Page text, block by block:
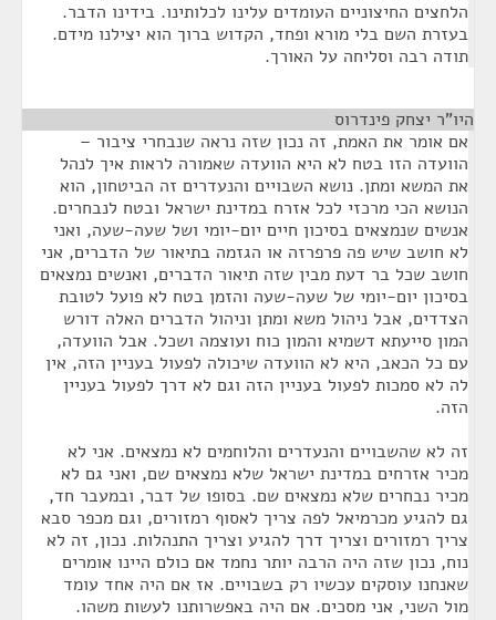
הלחצים החיצוניים העומדים עלינו לכלותינו. בידינו הדבר.
בעזרת השם בלי מורא ופחד, הקדוש ברוך הוא יצילנו מידם.
תודה רבה וסליחה על האורך.
היו"ר יצחק פינדרוס
אם אומר את האמת, זה נכון שזה נראה שנבחרי ציבור –
הוועדה הזו בטח לא היא הוועדה שאמורה לראות איך לנהל
את המשא ומתן. נושא השבויים והנעדרים זה הביטחון, הוא
הנושא הכי מרכזי לכל אזרח במדינת ישראל ובטח לנבחרים.
אנשים שנמצאים בסיכון חיים יום-יומי ושל שעה-שעה, ואני
לא חושב שיש פה פרפרזה או הגזמה בתיאור של הדברים, אני
חושב שכל בר דעת מבין שזה תיאור הדברים, ואנשים נמצאים
בסיכון יום-יומי של שעה-שעה והזמן בטח לא פועל לטובת
הצדדים, אבל ניהול משא ומתן וניהול הדברים האלה דורש
המון סייעתא דשמיא והמון כוח ועוצמה ושכל. אבל הוועדה,
עם כל הכאב, היא לא הוועדה שיכולה לפעול בעניין הזה, אין
לה לא סמכות לפעול בעניין הזה וגם לא דרך לפעול בעניין
הזה.
זה לא שהשבויים והנעדרים והלוחמים לא נמצאים. אני לא
מכיר אזרחים במדינת ישראל שלא נמצאים שם, ואני גם לא
מכיר נבחרים שלא נמצאים שם. בסופו של דבר, ובמעבר חד,
גם להגיע מכרמיאל לפה צריך לאסוף רמזורים, וגם מכפר סבא
צריך רמזורים וצריך דרך להגיע וצריך התנהלות. נכון, זה לא
נוח, נכון שזה היה הרבה יותר נחמד אם כולם היינו אומרים
שאנחנו עוסקים עכשיו רק בשבויים. אז אם היה אחד עומד
מול השני, אני מסכים. אם היה באפשרותנו לעשות משהו.